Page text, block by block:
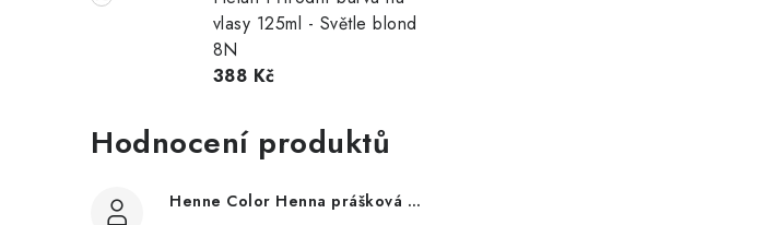
vlasy 125ml - Světle blond
8N
388 Kč
Hodnocení produktů
Henne Color Henna prášková barva: hnědá 100g